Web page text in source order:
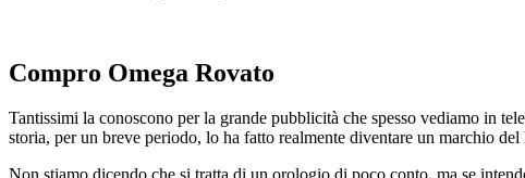
Compro Omega Rovato
Tantissimi la conoscono per la grande pubblicità che spesso vediamo in
storia, per un breve periodo, lo ha fatto realmente diventare un marchio